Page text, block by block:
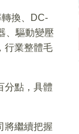
換、DC-
、驅動變壓
行業整體毛
分點，具體
將繼續把握